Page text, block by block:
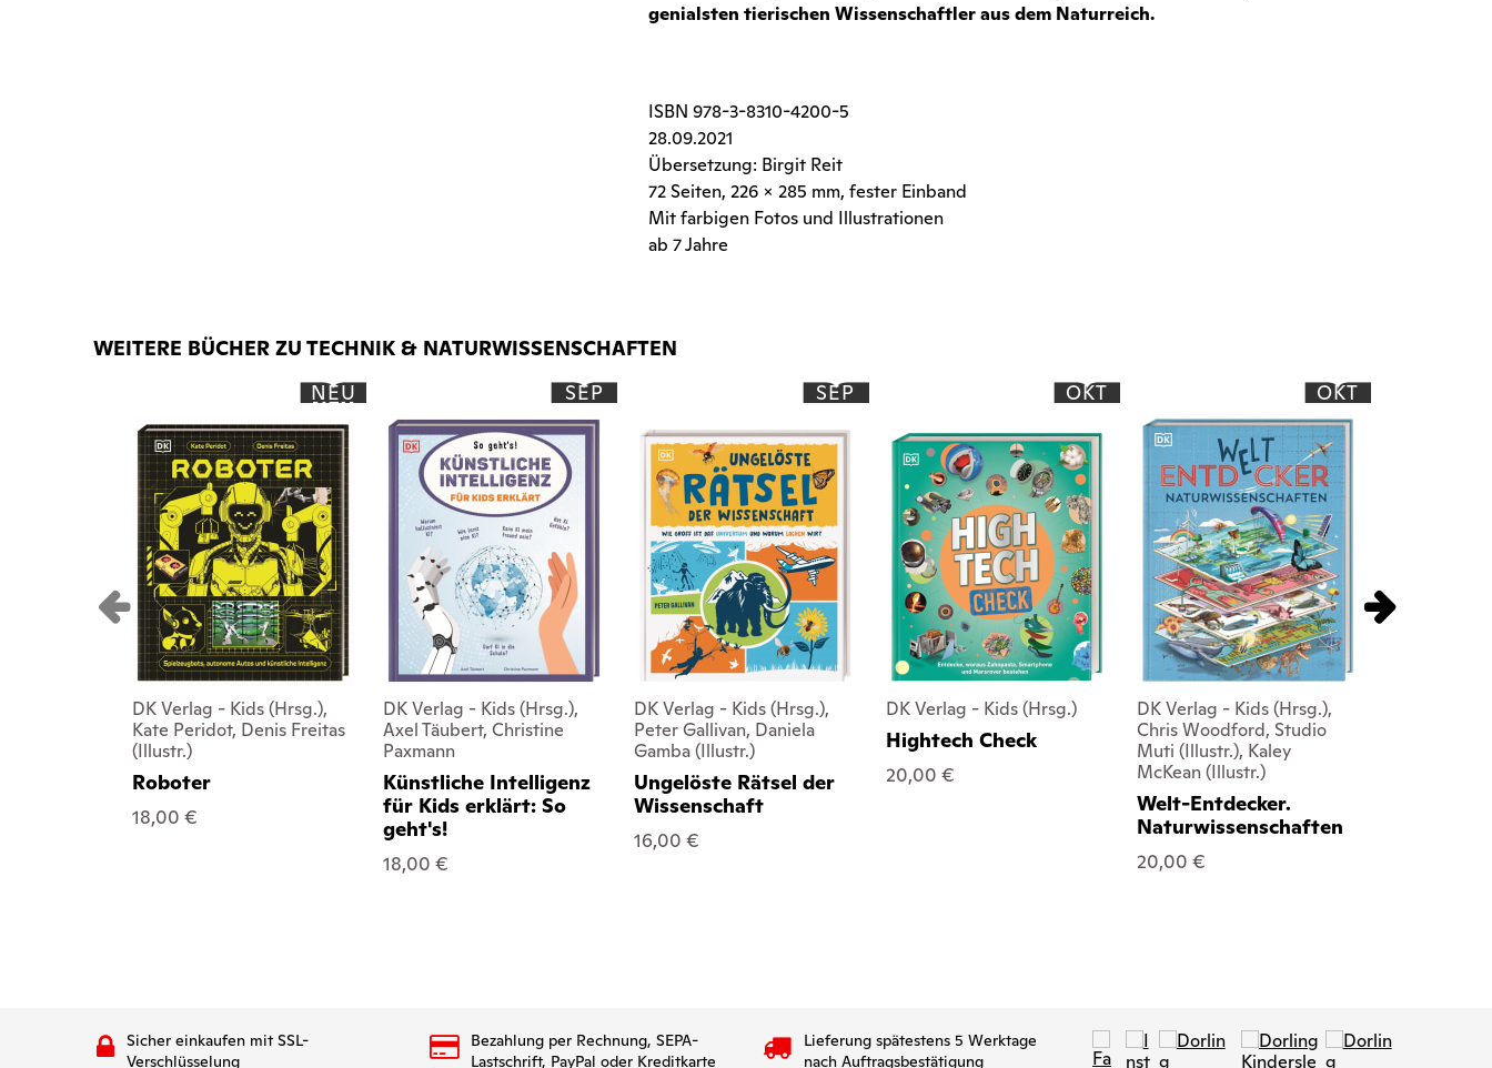
genialsten tierischen Wissenschaftler aus dem Naturreich.
ISBN 978-3-8310-4200-5
28.09.2021
Übersetzung: Birgit Reit
72 Seiten, 226 x 285 mm, fester Einband
Mit farbigen Fotos und Illustrationen
ab 7 Jahre
WEITERE BÜCHER ZU TECHNIK & NATURWISSENSCHAFTEN
NEU
DK Verlag - Kids (Hrsg.),
Kate Peridot, Denis Freitas
(Illustr.)
Roboter
18,00 €
SEP
DK Verlag - Kids (Hrsg.),
Axel Täubert, Christine
Paxmann
Künstliche Intelligenz
für Kids erklärt: So
geht's!
18,00 €
SEP
DK Verlag - Kids (Hrsg.),
Peter Gallivan, Daniela
Gamba (Illustr.)
Ungelöste Rätsel der
Wissenschaft
16,00 €
OKT
DK Verlag - Kids (Hrsg.)
Hightech Check
20,00 €
OKT
DK Verlag - Kids (Hrsg.),
Chris Woodford, Studio
Muti (Illustr.), Kaley
McKean (Illustr.)
Welt-Entdecker.
Naturwissenschaften
20,00 €
Sicher einkaufen mit SSL-
Verschlüsselung
Bezahlung per Rechnung, SEPA-
Lastschrift, PayPal oder Kreditkarte
Lieferung spätestens 5 Werktage
nach Auftragsbestätigung